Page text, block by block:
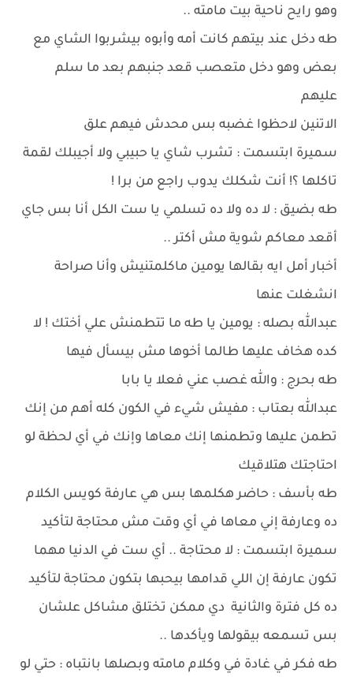
وهو رايح ناحية بيت مامته ..
طه دخل عند بيتهم كانت أمه وأبوه بيشربوا الشاي مع
بعض وهو دخل متعصب قعد جنبهم بعد ما سلم
عليهم
الاتنين لاحظوا غضبه بس محدش فيهم علق
سميرة ابتسمت : تشرب شاي يا حبيبي ولا أجيبلك لقمة
تاكلها ؟! أنت شكلك يدوب راجع من برا !
طه بضيق : لا ده ولا ده تسلمي يا ست الكل أنا بس جاي
أقعد معاكم شوية مش أكتر ..
أخبار أمل ايه بقالها يومين ماكلمتنيش وأنا صراحة
انشغلت عنها
عبدالله بصله : يومين يا طه ما تتطمنش علي أختك ! لا
كده هخاف عليها طالما أخوها مش بيسأل فيها
طه بحرج : والله غصب عني فعلا يا بابا
عبدالله بعتاب : مفيش شيء في الكون كله أهم من إنك
تطمن عليها وتطمنها إنك معاها وإنك في أي لحظة لو
احتاجتك هتلاقيك
طه بأسف : حاضر هكلمها بس هي عارفة كويس الكلام
ده وعارفة إني معاها في أي وقت مش محتاجة لتأكيد
سميرة ابتسمت : لا محتاجة .. أي ست في الدنيا مهما
تكون عارفة إن اللي قدامها بيحبها بتكون محتاجة لتأكيد
ده كل فترة والثانية دي ممكن تختلق مشاكل علشان
بس تسمعه بيقولها ويأكدها ..
طه فكر في غادة في وكلام مامته وبصلها بانتباه : حتي لو